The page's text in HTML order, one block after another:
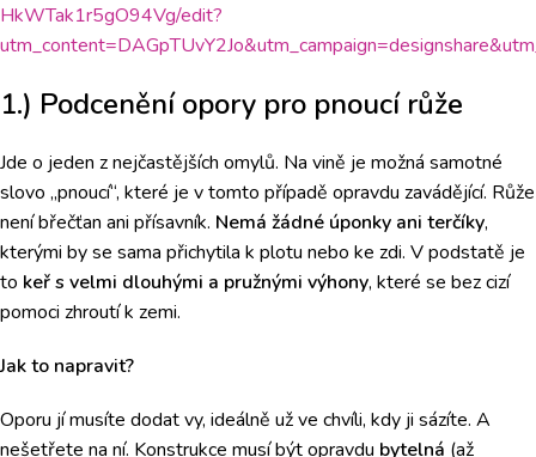
HkWTak1r5gO94Vg/edit?
1.) Podcenění opory pro pnoucí růže
Jde o jeden z nejčastějších omylů. Na vině je možná samotné
slovo „pnoucí“, které je v tomto případě opravdu zavádějící. Růže
není břečťan ani přísavník. Nemá žádné úponky ani terčíky,
kterými by se sama přichytila k plotu nebo ke zdi. V podstatě je
to keř s velmi dlouhými a pružnými výhony, které se bez cizí
pomoci zhroutí k zemi.
Jak to napravit?
Oporu jí musíte dodat vy, ideálně už ve chvíli, kdy ji sázíte. A
nešetřete na ní. Konstrukce musí být opravdu bytelná (až